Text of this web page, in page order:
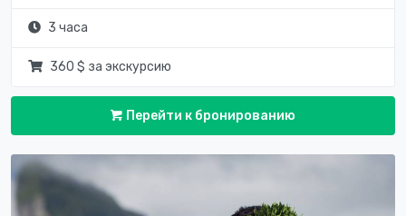
3 часа
360 $ за экскурсию
Перейти к бронированию